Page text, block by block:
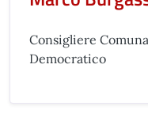
Consigliere
Democratico